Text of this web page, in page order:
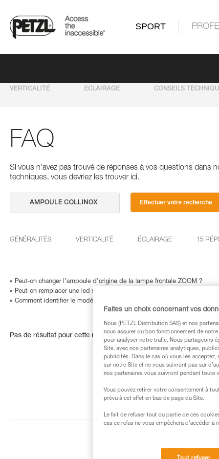
SPORT
VERTICALITÉ ECLAIRAGE CONSEILS
FAQ
Si vous n'avez pas trouvé de réponses à vos questions dans
techniques, vous devriez les trouver ici.
Effectuer votre recherche
GÉNÉRALITÉS VERTICALITÉ ÉCLAIRAGE 15
Peut-on changer l’ampoule d’origine de la lampe frontale ZOOM ?
Peut-on remplacer une led sur une frontale ?
Comment identifier le modèle et l'âge de ma lampe frontale Petzl ?
Pas de résultat pour cette recherche
Faites un choix concernant vos
Nous (PETZL Distribution SAS) et nos
nous assurer du bon fonctionnement de
pour analyser notre trafic. Nous partageons
Site, avec nos partenaires analytiques,
publicités. Dans le cas où vous les
sur notre Site et ne vous suivront pas sur
nos partenaires vous suivront pendant toute
Vous pouvez retirer votre consentement à
prévu à cet effet en bas de page du Site.
Le fait de refuser tout ou partie de ces
cas ce refus ne vous empêchera d’accéder à